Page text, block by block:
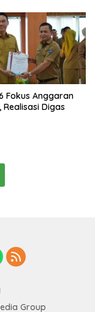
Fokus Anggaran
Realisasi Digas
Group